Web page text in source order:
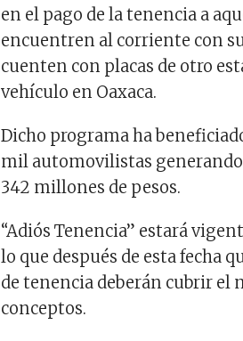
en el pago de la tenencia a
encuentren al corriente con
cuenten con placas de otro
vehículo en Oaxaca.
Dicho programa ha
mil automovilistas generando
342 millones de pesos.
“Adiós Tenencia” estará
lo que después de esta fecha
de tenencia deberán cubrir el
conceptos.